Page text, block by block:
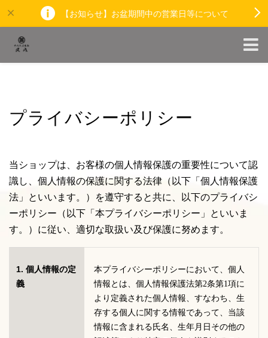
【お知らせ】お盆期間中の営業日等について
プライバシーポリシー
当ショップは、お客様の個人情報保護の重要性について認
識し、個人情報の保護に関する法律（以下「個人情報保護
法」といいます。）を遵守すると共に、以下のプライバシ
ーポリシー（以下「本プライバシーポリシー」といいま
す。）に従い、適切な取扱い及び保護に努めます。
1. 個人情報の定
義
本プライバシーポリシーにおいて、個人
情報とは、個人情報保護法第2条第1項に
より定義された個人情報、すなわち、生
存する個人に関する情報であって、当該
情報に含まれる氏名、生年月日その他の